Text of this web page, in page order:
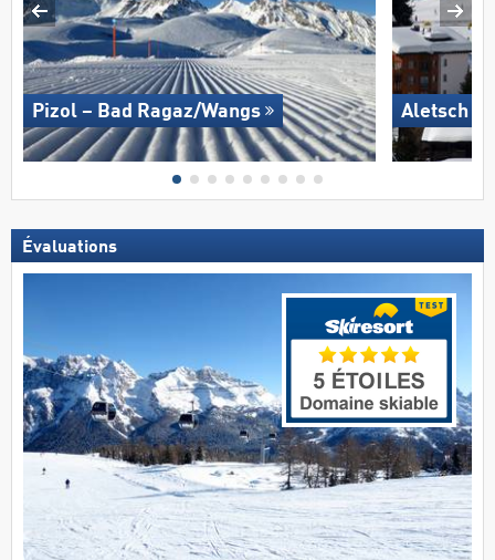
Pizol – Bad Ragaz/​Wangs Aletsch
Évaluations